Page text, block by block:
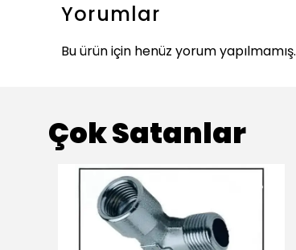
Yorumlar
Bu ürün için henüz yorum yapılmamış.
Çok Satanlar